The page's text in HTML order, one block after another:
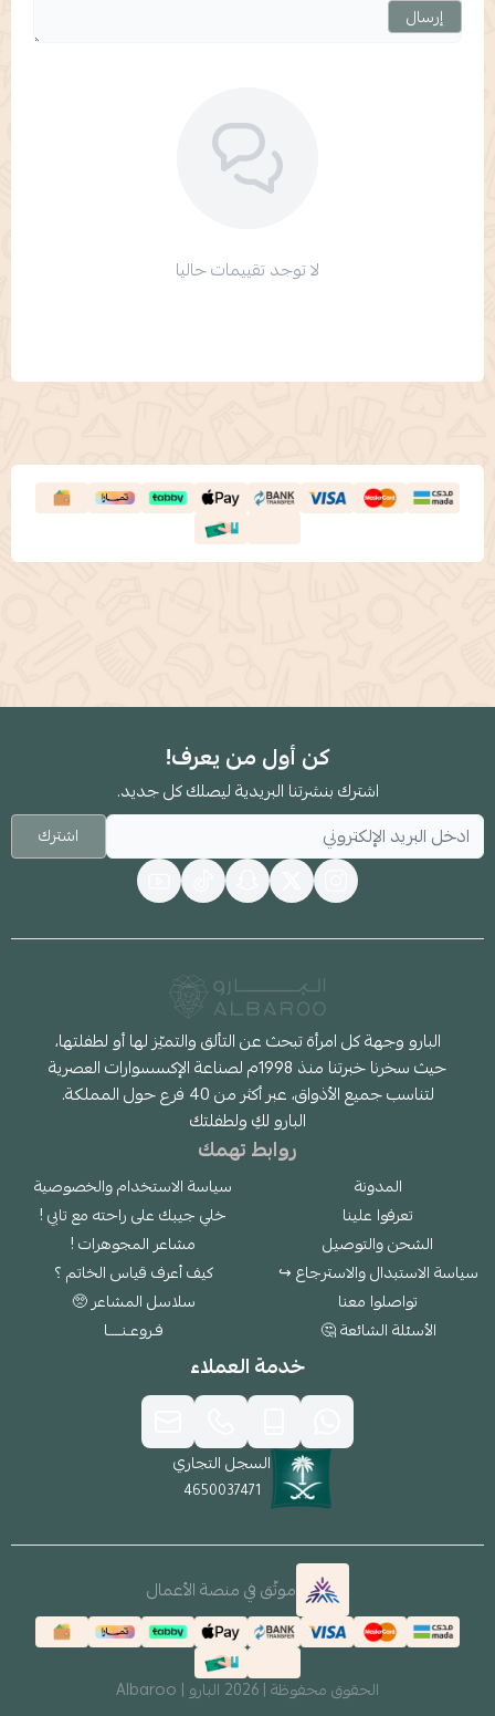
إرسال
لا توجد تقييمات حاليا
كن أول من يعرف!
اشترك بنشرتنا البريدية ليصلك كل جديد.
اشترك
البارو وجهة كل امرأة تبحث عن التألق والتميّز لها أو لطفلتها،
حيث سخرنا خبرتنا منذ 1998م لصناعة الإكسسوارات العصرية
لتناسب جميع الأذواق، عبر أكثر من 40 فرع حول المملكة.
البارو لكِ ولطفلتك
روابط تهمك
المدونة
تعرفوا علينا
الشحن والتوصيل
سياسة الاستبدال والاسترجاع ↪
تواصلوا معنا
الأسئلة الشائعة 🤔
سياسة الاستخدام والخصوصية
خلي جيبك على راحته مع تابي !
مشاعر المجوهرات !
كيف أعرف قياس الخاتم ؟
سلاسل المشاعر 🥺
فـروعـنــــا
خدمة العملاء
السجل التجاري
4650037471
موثّق في منصة الأعمال
الحقوق محفوظة | 2026 البارو | Albaroo